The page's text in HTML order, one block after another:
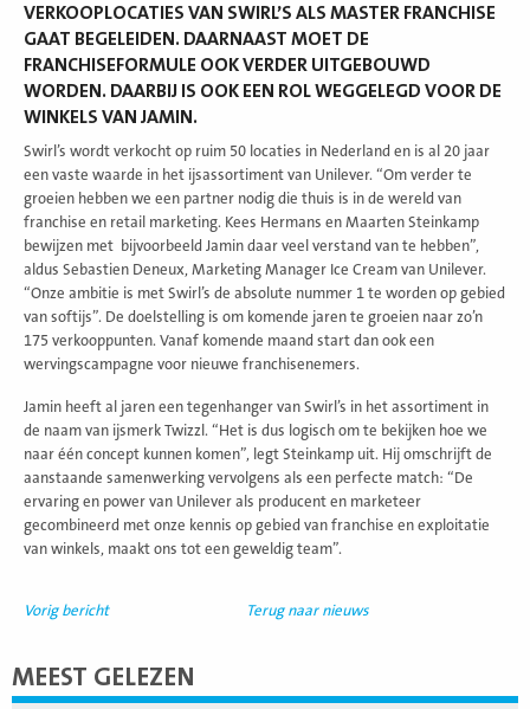
VERKOOPLOCATIES VAN SWIRL’S ALS MASTER FRANCHISE
GAAT BEGELEIDEN. DAARNAAST MOET DE
FRANCHISEFORMULE OOK VERDER UITGEBOUWD
WORDEN. DAARBIJ IS OOK EEN ROL WEGGELEGD VOOR DE
WINKELS VAN JAMIN.
Swirl’s wordt verkocht op ruim 50 locaties in Nederland en is al 20 jaar
een vaste waarde in het ijsassortiment van Unilever. “Om verder te
groeien hebben we een partner nodig die thuis is in de wereld van
franchise en retail marketing. Kees Hermans en Maarten Steinkamp
bewijzen met bijvoorbeeld Jamin daar veel verstand van te hebben”,
aldus Sebastien Deneux, Marketing Manager Ice Cream van Unilever.
“Onze ambitie is met Swirl’s de absolute nummer 1 te worden op gebied
van softijs”. De doelstelling is om komende jaren te groeien naar zo’n
175 verkooppunten. Vanaf komende maand start dan ook een
wervingscampagne voor nieuwe franchisenemers.
Jamin heeft al jaren een tegenhanger van Swirl’s in het assortiment in
de naam van ijsmerk Twizzl. “Het is dus logisch om te bekijken hoe we
naar één concept kunnen komen”, legt Steinkamp uit. Hij omschrijft de
aanstaande samenwerking vervolgens als een perfecte match: “De
ervaring en power van Unilever als producent en marketeer
gecombineerd met onze kennis op gebied van franchise en exploitatie
van winkels, maakt ons tot een geweldig team”.
Vorig bericht Terug naar nieuws
MEEST GELEZEN